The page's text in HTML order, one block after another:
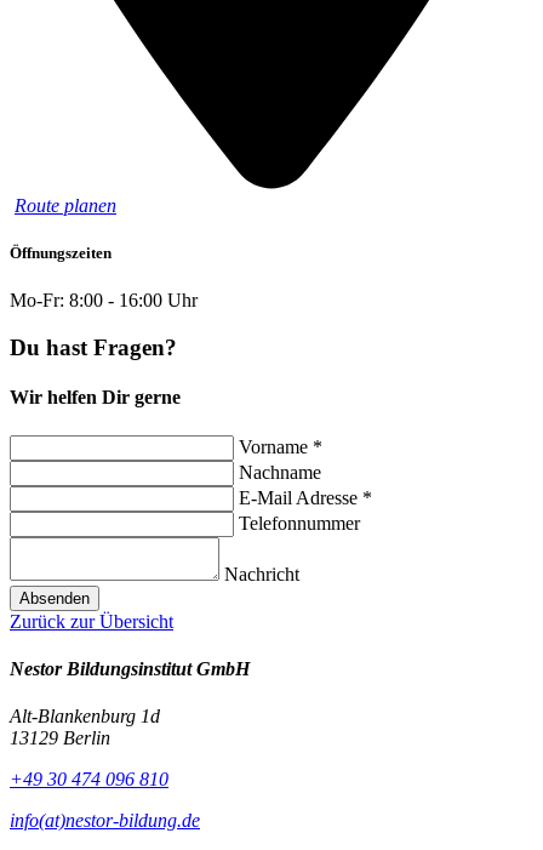
Route planen
Öffnungszeiten
Mo-Fr: 8:00 - 16:00 Uhr
Du hast Fragen?
Wir helfen Dir gerne
Vorname *
Nachname
E-Mail Adresse *
Telefonnummer
Nachricht
Absenden
Zurück zur Übersicht
Nestor Bildungsinstitut GmbH
Alt-Blankenburg 1d
13129 Berlin
+49 30 474 096 810
info(at)nestor-bildung.de